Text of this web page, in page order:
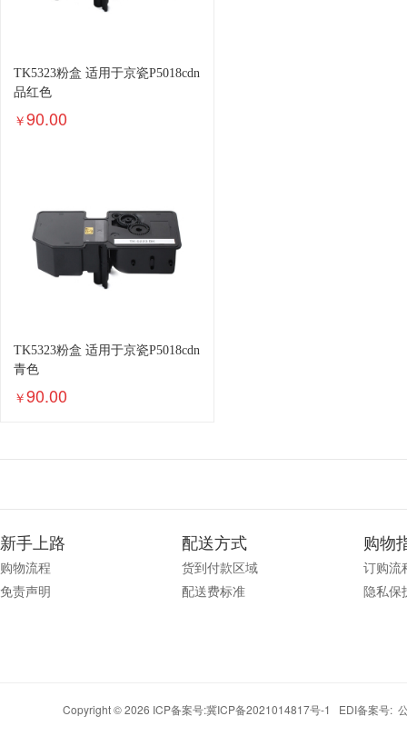
TK5323粉盒 适用于京瓷P5018cdn
品红色
￥90.00
TK5323粉盒 适用于京瓷P5018cdn
青色
￥90.00
新手上路
购物流程
免责声明
配送方式
货到付款区域
配送费标准
购物
订购流
隐私保
Copyright © 2026 ICP备案号:冀ICP备2021014817号-1 EDI备案号: